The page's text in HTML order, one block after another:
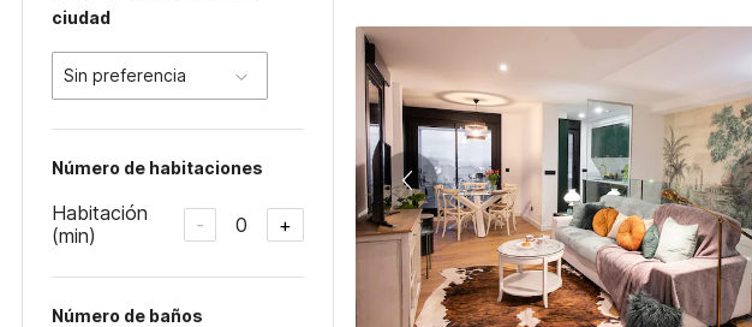
ciudad
Sin preferencia
Número de habitaciones
Habitación
(min)
- 0 +
Número de baños